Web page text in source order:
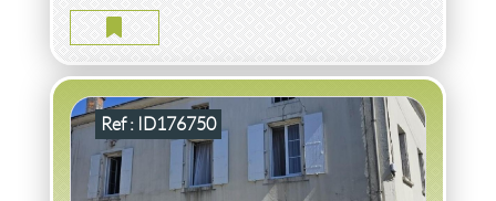
Ref : ID176750
10pièce(s)-258m2 ( Terrain1 400m2)